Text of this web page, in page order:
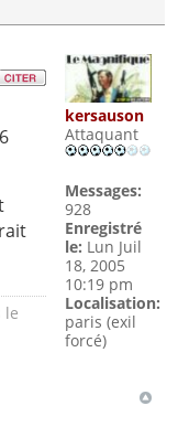
le
kersauson
Attaquant
Messages:
928
Enregistré
le: Lun Juil
18, 2005
10:19 pm
Localisation:
paris (exil
forcé)